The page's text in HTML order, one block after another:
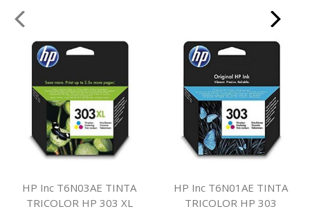
HP Inc T6N03AE TINTA
TRICOLOR HP 303 XL
HP Inc T6N01AE TINTA
TRICOLOR HP 303